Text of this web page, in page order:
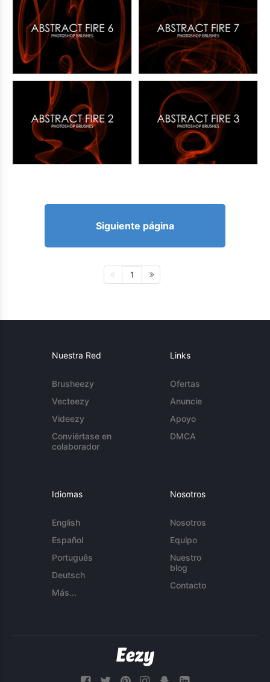
Siguiente página
1
Nuestra Red
Brusheezy
Vecteezy
Videezy
Conviértase en
colaborador
Links
Ofertas
Anuncie
Apoyo
DMCA
Idiomas
English
Español
Português
Deutsch
Más...
Nosotros
Nosotros
Equipo
Nuestro
blog
Contacto